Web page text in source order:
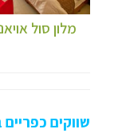
מלון סול
שווקים